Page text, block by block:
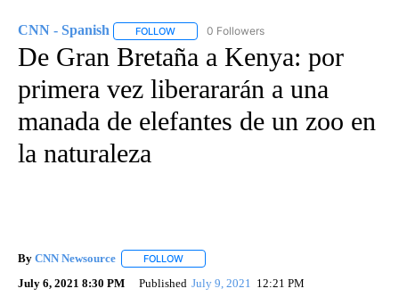
CNN - Spanish FOLLOW FOLLOW "CNN - SPANISH" TO RECEIVE
0 Followers
De Gran Bretaña a Kenya: por
primera vez liberararán a una
manada de elefantes de un zoo en
la naturaleza
By CNN Newsource FOLLOW
July 6, 2021 8:30 PM Published July 9, 2021 12:21 PM